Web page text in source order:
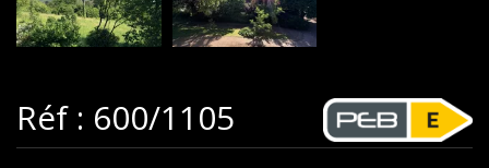
Réf : 600/1105